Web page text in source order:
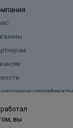
сертификаты
вы